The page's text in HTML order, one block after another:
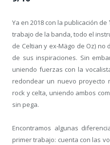
Ya en 2018 con la publicación de
trabajo de la banda, todo el
de Celtian y ex-Mägo de Oz)
de sus inspiraciones. Sin
uniendo fuerzas con la
redondear un nuevo proyecto
rock y celta, uniendo ambos
sin pega.
Encontramos algunas
primer trabajo: cuenta con las